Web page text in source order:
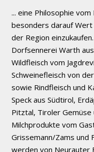
... eine Philosophie
besonders darauf
der Region
Dorfsennerei Warth
Wildfleisch vom
Schweinefleisch von
sowie Rindfleisch und
Speck aus Südtirol,
Pitztal, Tiroler Gemüse
Milchprodukte vom
Grissemann/Zams und
werden von Neurauter